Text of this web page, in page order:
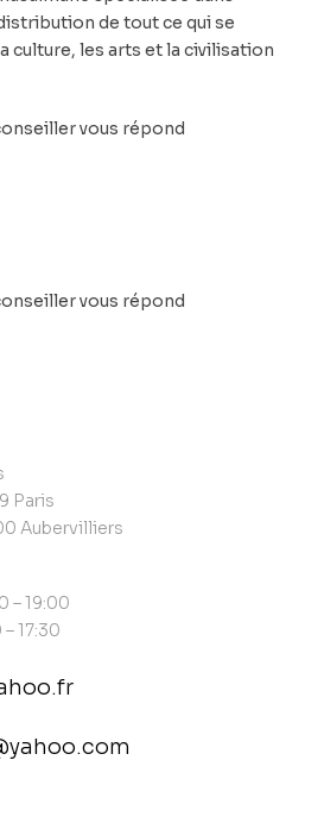
de tout ce qui se
culture, les arts et la civilisation
vous répond
vous répond
Paris
Aubervilliers
– 19:00
17:30